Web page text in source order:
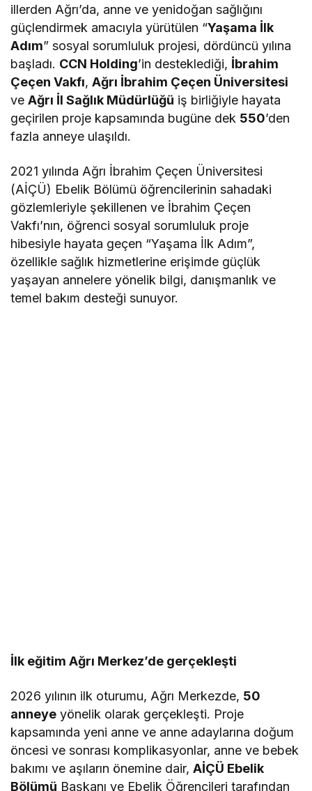
illerden Ağrı’da, anne ve yenidoğan sağlığını
güçlendirmek amacıyla yürütülen “Yaşama İlk
Adım” sosyal sorumluluk projesi, dördüncü yılına
başladı. CCN Holding’in desteklediği, İbrahim
Çeçen Vakfı,Ağrı İbrahim Çeçen Üniversitesi
veAğrı İl Sağlık Müdürlüğü iş birliğiyle hayata
geçirilen proje kapsamında bugüne dek 550’den
fazla anneye ulaşıldı.
2021 yılında Ağrı İbrahim Çeçen Üniversitesi
(AİÇÜ) Ebelik Bölümü öğrencilerinin sahadaki
gözlemleriyle şekillenen ve İbrahim Çeçen
Vakfı’nın, öğrenci sosyal sorumluluk proje
hibesiyle hayata geçen “Yaşama İlk Adım”,
özellikle sağlık hizmetlerine erişimde güçlük
yaşayan annelere yönelik bilgi, danışmanlık ve
temel bakım desteği sunuyor.
İlk eğitim Ağrı Merkez’de gerçekleşti
2026 yılının ilk oturumu, Ağrı Merkezde, 50
anneye yönelik olarak gerçekleşti. Proje
kapsamında yeni anne ve anne adaylarına doğum
öncesi ve sonrası komplikasyonlar, anne ve bebek
bakımı ve aşıların önemine dair,AİÇÜ Ebelik
Bölümü Başkanı ve Ebelik Öğrencileri tarafından